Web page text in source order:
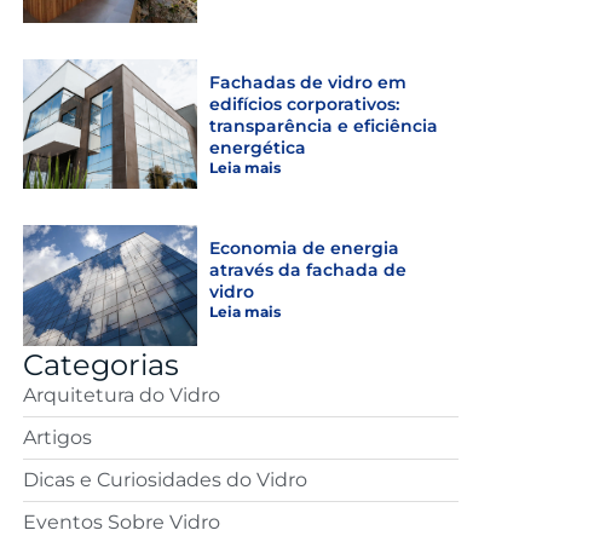
Fachadas de vidro em
edifícios corporativos:
transparência e eficiência
energética
Leia mais
Economia de energia
através da fachada de
vidro
Leia mais
Categorias
Arquitetura do Vidro
Artigos
Dicas e Curiosidades do Vidro
Eventos Sobre Vidro